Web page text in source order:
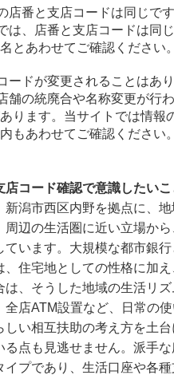
店番と支店コードは同じで
は、店番と支店コードは同
とあわせてご確認ください。
ードが変更されることはあ
舗の統廃合や名称変更が行
ります。当サイトでは情
もあわせてご確認ください。
店コード確認で意識したいこ
新潟市西区内野を拠点に、
周辺の生活圏に近い立場か
います。大規模な都市銀
、住宅地としての性格に加
は、そうした地域の生活リ
全店ATM設置など、日常の
しい相互扶助の考え方を土
る点も見逃せません。派手
イプであり、生活口座や各